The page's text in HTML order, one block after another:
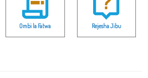
Ombi la Fatwa Rejesha Jibu